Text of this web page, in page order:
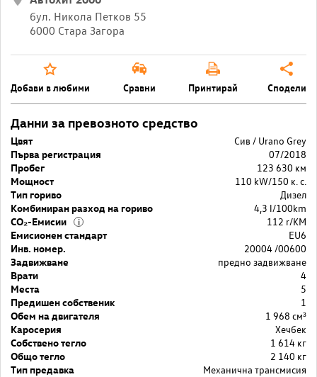
бул. Никола Петков 55
6000 Стара Загора
Добави в любими Сравни Принтирай Сподели
Данни за превозното средство
Цвят
Сив / Urano Grey
Първа регистрация
07/2018
Пробег
123 630 км
Мощност
110 kW/150 к. с.
Тип гориво
Дизел
Комбиниран разход на гориво
4,3 l/100km
CO₂-Емисии
i
112 r/KM
Емисионен стандарт
EU6
Инв. номер.
20004 /00600
Задвижване
предно задвижване
Врати
4
Места
5
Предишен собственик
1
Обем на двигателя
1 968 cм³
Каросерия
Хечбек
Собствено тегло
1 614 кг
Общо тегло
2 140 кг
Тип предавка
Механична трансмисия